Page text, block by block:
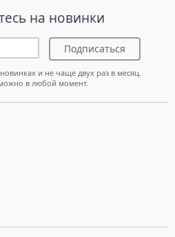
на новинки
Подписаться
и не чаще двух раз в месяц.
в любой момент.